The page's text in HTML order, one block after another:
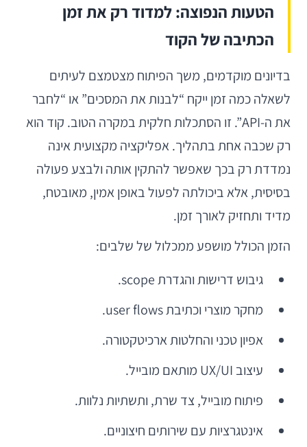
הטעות הנפוצה: למדוד רק את זמן
הכתיבה של הקוד
בדיונים מוקדמים, משך הפיתוח מצטמצם לעיתים
לשאלה כמה זמן ייקח “לבנות את המסכים” או “לחבר
את ה-API”. זו הסתכלות חלקית במקרה הטוב. קוד הוא
רק שכבה אחת בתהליך. אפליקציה מקצועית אינה
נמדדת רק בכך שאפשר להתקין אותה ולבצע פעולה
בסיסית, אלא ביכולתה לפעול באופן אמין, מאובטח,
מדיד ותחזיק לאורך זמן.
הזמן הכולל מושפע ממכלול של שלבים:
גיבוש דרישות והגדרת scope.
מחקר מוצרי וכתיבת user flows.
אפיון טכני והחלטות ארכיטקטורה.
עיצוב UX/UI מותאם מובייל.
פיתוח מובייל, צד שרת, ותשתיות נלוות.
אינטגרציות עם שירותים חיצוניים.